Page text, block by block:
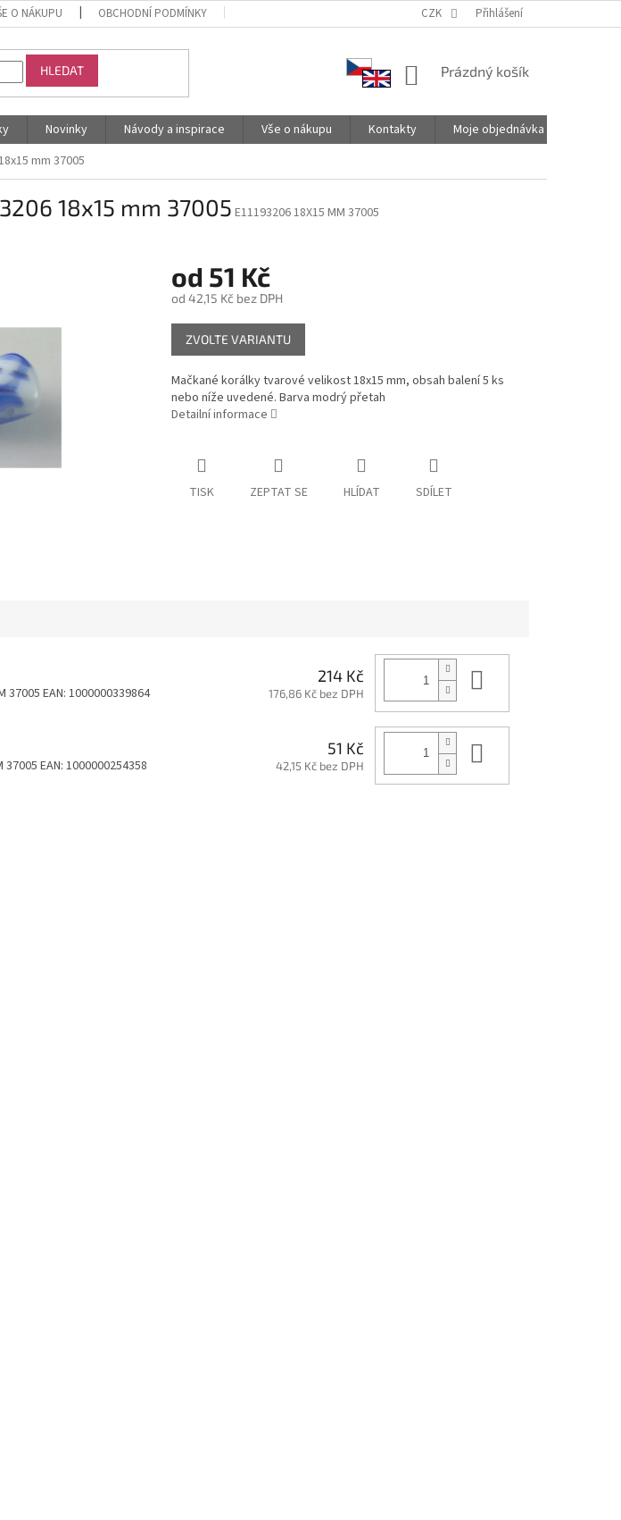
O NÁKUPU OBCHODNÍ PODMÍNKY PODMÍNKY OCHRANY OSOBNÍCH ÚDAJŮ SPOLUPRACUJEME
CZK Přihlášení
HLEDAT
NÁKUPNÍ
Prázdný košík
Novinky Návody a inspirace Vše o nákupu Kontakty
Moje objednávka
mm 37005
18x15 mm 37005E11193206 18X15 MM 37005
od 51 Kč
od 42,15 Kčbez DPH
Měrná
cena:
ZVOLTE VARIANTU
Mačkané korálky tvarové velikost 18x15 mm, obsah balení 5 ks
nebo níže uvedené. Barva modrý přetah
Detailní informace
TISK ZEPTAT SE HLÍDAT SDÍLET
37005 EAN: 1000000339864
214 Kč
176,86 Kč bez DPH
37005 EAN: 1000000254358
51 Kč
42,15 Kč bez DPH